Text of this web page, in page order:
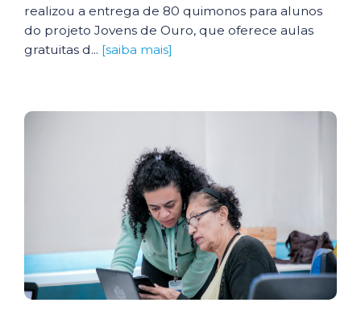
realizou a entrega de 80 quimonos para alunos
do projeto Jovens de Ouro, que oferece aulas
gratuitas d... [saiba mais]